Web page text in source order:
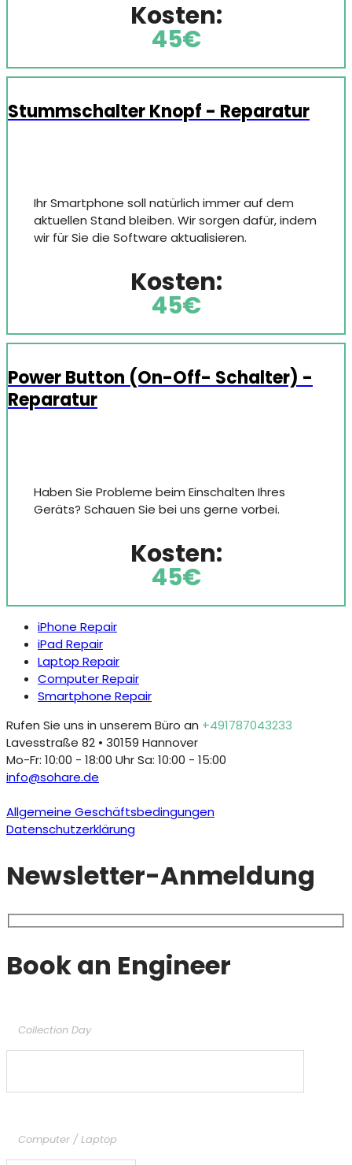
Kosten:
45€
Stummschalter Knopf - Reparatur
Ihr Smartphone soll natürlich immer auf dem
aktuellen Stand bleiben. Wir sorgen dafür, indem
wir für Sie die Software aktualisieren.
Kosten:
45€
Power Button (On-Off- Schalter) -
Reparatur
Haben Sie Probleme beim Einschalten Ihres
Geräts? Schauen Sie bei uns gerne vorbei.
Kosten:
45€
iPhone Repair
iPad Repair
Laptop Repair
Computer Repair
Smartphone Repair
Rufen Sie uns in unserem Büro an +491787043233
Lavesstraße 82 • 30159 Hannover
Mo-Fr: 10:00 - 18:00 Uhr Sa: 10:00 - 15:00
info@sohare.de
Allgemeine Geschäftsbedingungen
Datenschutzerklärung
Newsletter-Anmeldung
Book an Engineer
Collection Day
Computer / Laptop